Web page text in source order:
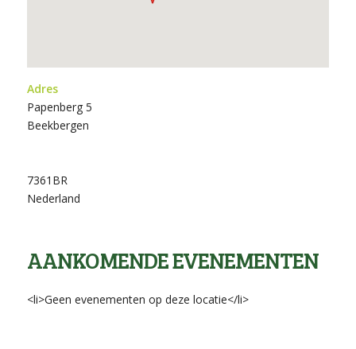
Adres
Papenberg 5
Beekbergen
7361BR
Nederland
AANKOMENDE EVENEMENTEN
<li>Geen evenementen op deze locatie</li>